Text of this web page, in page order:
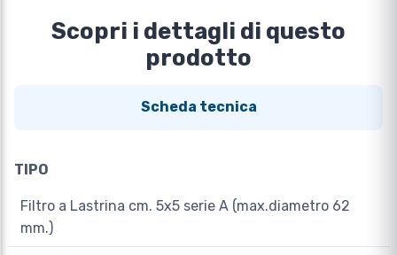
Scopri i dettagli di questo
prodotto
Scheda tecnica
TIPO
Filtro a Lastrina cm. 5x5 serie A (max.diametro 62
mm.)